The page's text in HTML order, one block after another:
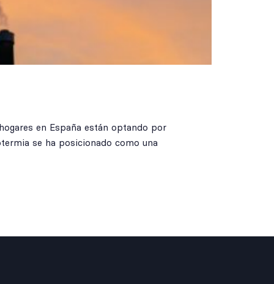
en España están optando por
se ha posicionado como una